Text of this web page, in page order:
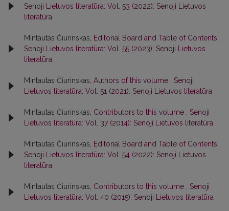
Senoji Lietuvos literatūra: Vol. 53 (2022): Senoji Lietuvos
literatūra
Mintautas Čiurinskas, Editorial Board and Table of Contents
Senoji Lietuvos literatūra: Vol. 55 (2023): Senoji Lietuvos
literatūra
Mintautas Čiurinskas, Authors of this volume
Senoji
Lietuvos literatūra: Vol. 51 (2021): Senoji Lietuvos literatūra
Mintautas Čiurinskas, Contributors to this volume
Senoji
Lietuvos literatūra: Vol. 37 (2014): Senoji Lietuvos literatūra
Mintautas Čiurinskas, Editorial Board and Table of Contents
Senoji Lietuvos literatūra: Vol. 54 (2022): Senoji Lietuvos
literatūra
Mintautas Čiurinskas, Contributors to this volume
Senoji
Lietuvos literatūra: Vol. 40 (2015): Senoji Lietuvos literatūra